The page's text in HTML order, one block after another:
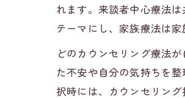
れます。来談者中心療法
テーマにし、家族療法は
どのカウンセリング療法
た不安や自分の気持ちを
択時には、カウンセリン